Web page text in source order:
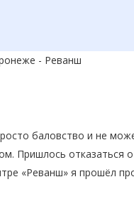
- Реванш
баловство и не
Пришлось отказаться
«Реванш» я прошёл